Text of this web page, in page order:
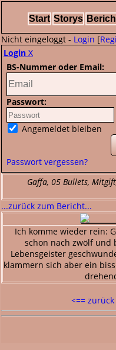
Start Storys
Nicht eingeloggt - Login [
Login X
BS-Nummer oder Email:
Passwort:
Angemeldet bleiben
Passwort vergessen?
Gaffa, 05 Bullets,
...zurück zum Bericht...
Ich komme wieder rein:
schon nach zwölf und
Lebensgeister
klammern sich aber ein
<== zurück